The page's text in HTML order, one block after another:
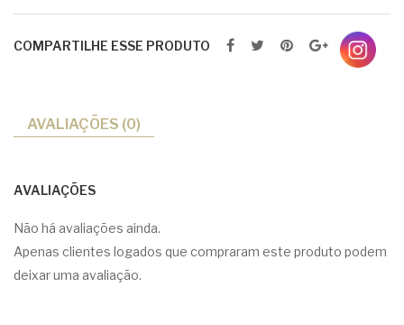
Lar
anje
COMPARTILHE ESSE PRODUTO
AVALIAÇÕES (0)
AVALIAÇÕES
Não há avaliações ainda.
Apenas clientes logados que compraram este produto podem
deixar uma avaliação.